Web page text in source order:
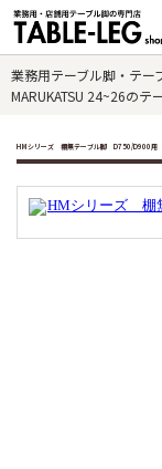
業務用テーブル脚・テー
MARUKATSU 24~26の
HMシリーズ 棚無テーブル脚 D750/D900用（